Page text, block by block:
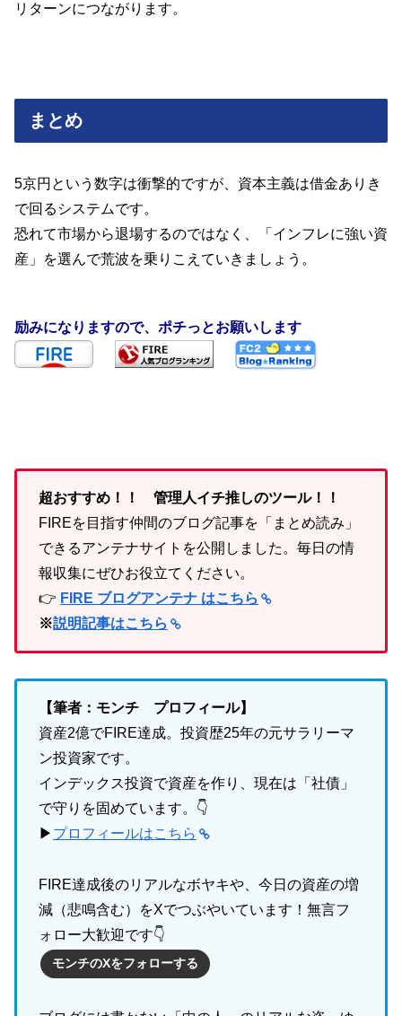
リターンにつながります。
まとめ
5京円という数字は衝撃的ですが、資本主義は借金ありき
で回るシステムです。
恐れて市場から退場するのではなく、「インフレに強い資
産」を選んで荒波を乗りこえていきましょう。
励みになりますので、ポチっとお願いします
超おすすめ！！ 管理人イチ推しのツール！！
FIREを目指す仲間のブログ記事を「まとめ読み」
できるアンテナサイトを公開しました。毎日の情
報収集にぜひお役立てください。
👉 FIRE ブログアンテナ はこちら
※説明記事はこちら
【筆者：モンチ プロフィール】
資産2億でFIRE達成。投資歴25年の元サラリーマ
ン投資家です。
インデックス投資で資産を作り、現在は「社債」
で守りを固めています。👇
▶ プロフィールはこちら
FIRE達成後のリアルなボヤキや、今日の資産の増
減（悲鳴含む）をXでつぶやいています！無言フ
ォロー大歓迎です👇
モンチのXをフォローする